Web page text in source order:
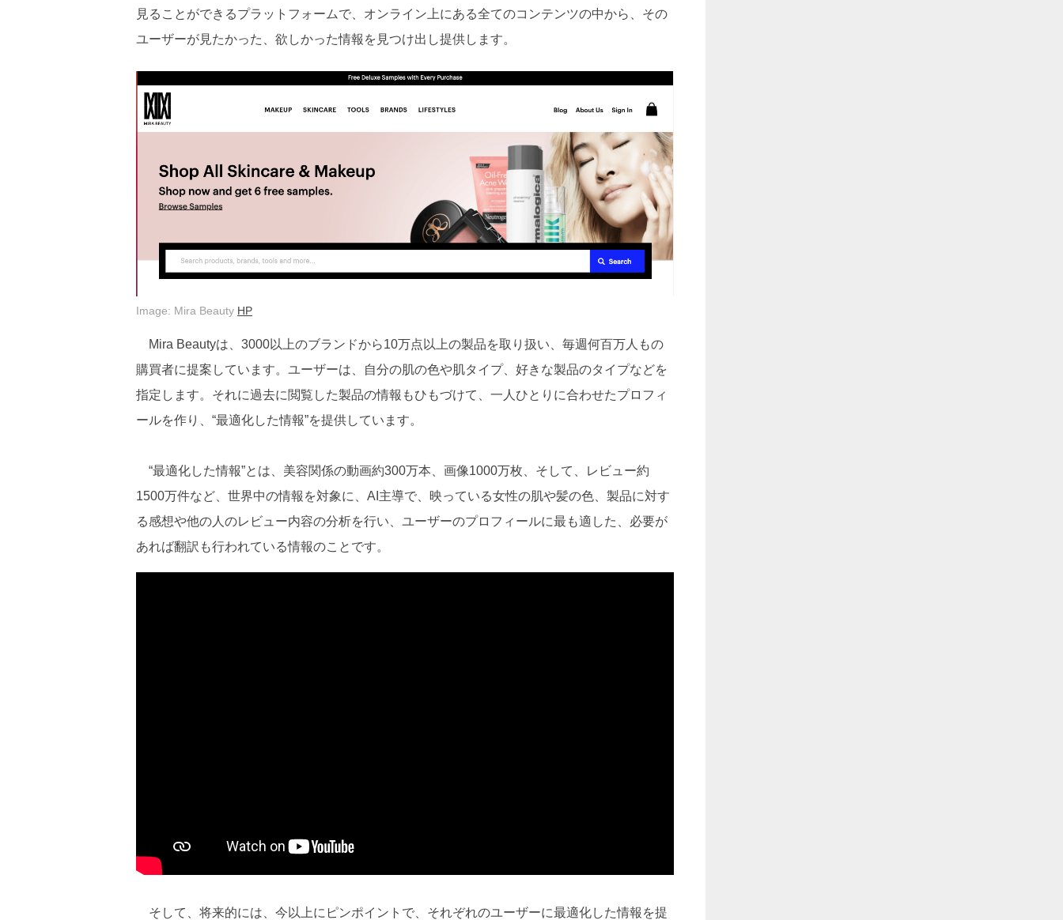
見ることができるプラットフォームで、オンライン上にある全てのコンテンツの中から、その
ユーザーが見たかった、欲しかった情報を見つけ出し提供します。
Image: Mira Beauty HP
Mira Beautyは、3000以上のブランドから10万点以上の製品を取り扱い、毎週何百万人もの
購買者に提案しています。ユーザーは、自分の肌の色や肌タイプ、好きな製品のタイプなどを
指定します。それに過去に閲覧した製品の情報もひもづけて、一人ひとりに合わせたプロフィ
ールを作り、“最適化した情報”を提供しています。
“最適化した情報”とは、美容関係の動画約300万本、画像1000万枚、そして、レビュー約
1500万件など、世界中の情報を対象に、AI主導で、映っている女性の肌や髪の色、製品に対す
る感想や他の人のレビュー内容の分析を行い、ユーザーのプロフィールに最も適した、必要が
あれば翻訳も行われている情報のことです。
そして、将来的には、今以上にピンポイントで、それぞれのユーザーに最適化した情報を提